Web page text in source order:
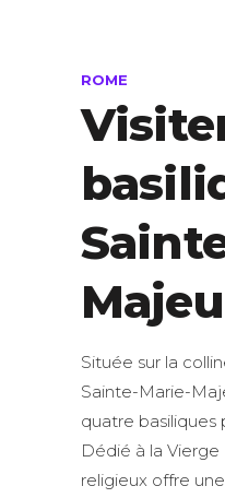
ROME
Située sur la
Sainte-Marie-
quatre basiliques
Dédié à la
religieux offre